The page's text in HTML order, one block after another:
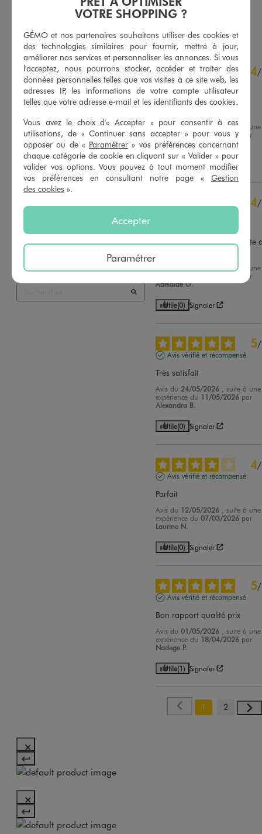
4.6/5
Basé sur
avis soumis à un
contrôle
Voir tous les avis sur ce site
5étoiles
5
étoiles
2étoiles
0
Trier les avis
4/
Avis vérifié et récompensé
Elles sont sympa, je
Avis du26/07/2026
, suite à une
expérience du13/07/2026
par
Nathalie P.
Utile(0) Signaler
4/
confortables,je suis contente
, suite à une
par
Adelaide G.
Utile(0) Signaler
5/
Avis vérifié et récompensé
Très satisfait
Avis du 24/05/2026
, suite à une
expérience du 11/05/2026 par
Alexandra B.
Utile(0) Signaler
4/
Avis vérifié et récompensé
Parfait
Avis du 12/05/2026
, suite à une
expérience du07/03/2026 par
Laurine N.
Utile(0) Signaler
5/
Avis vérifié et récompensé
Bon rapport qualité prix
Avis du01/05/2026
, suite à une
expérience du 18/04/2026 par
Nadege P.
Utile(1) Signaler
1 2
VOTRE SHOPPING ?
GÉMO et nos partenaires souhaitons utiliser des cookies et
des technologies similaires pour fournir, mettre à jour,
améliorer nos services et personnaliser les annonces. Si vous
l'acceptez, nous pourrons stocker, accéder et traiter des
données personnelles telles que vos visites à ce site web, les
adresses IP, les informations de votre compte utilisateur
telles que votre adresse e-mail et les identifiants des cookies.
Vous avez le choix d'« Accepter » pour consentir à ces
utilisations, de « Continuer sans accepter » pour vous y
opposer ou de « Paramétrer » vos préférences concernant
chaque catégorie de cookie en cliquant sur « Valider » pour
valider vos options. Vous pouvez à tout moment modifier
vos préférences en consultant notre page « Gestion
des cookies ».
Accepter
Paramétrer